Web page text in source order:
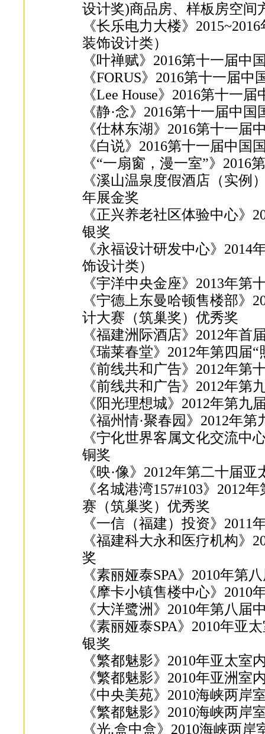
设计奖)商品房、样板房空间
《长乐电力大楼》
装饰设计类）
《叶禅赋》2016第十一届中
《FORUS》2016第十一届
《Lee House》2016第十一
《静·念》2016第十一届中
《仕林东湖》2016第十一届
《白说》2016第十一届中国
《“一扇窗，漫一室”》
《溪山温泉度假酒店（实例
年展金奖
《正兴养老社区体验中心》
银奖
《永福设计研发中心》
饰设计类）
《宇洋中央金座》2013年
《宁德上东曼哈顿售楼部》
计大赛（筑巢奖）优秀奖
《福建洲际酒店》2012年
《瑞莱春堂》2012年第四届
《前线共和广告》2012年
《前线共和广告》2012年第
《阳光理想城》2012年第九
《福州情·聚春园》2012年
《宁化世界客属文化交流中
铜奖
《映·像》2012年第二十届
《名城港湾157#103》2012
赛（筑巢奖）优秀奖
《一信（福建）投资》
《福建科大永和医疗机构》
奖
《素丽娅泰SPA》2010年第
《摩卡小镇售楼中心》
《大洋鹭洲》2010年第八届
《素丽娅泰SPA》2010年亚
银奖
《繁都魅影》2010年亚太
《繁都魅影》2010年亚洲室
《中央美苑》2010海峡两岸
《繁都魅影》2010海峡两岸
《光.盒中盒》2010海峡两